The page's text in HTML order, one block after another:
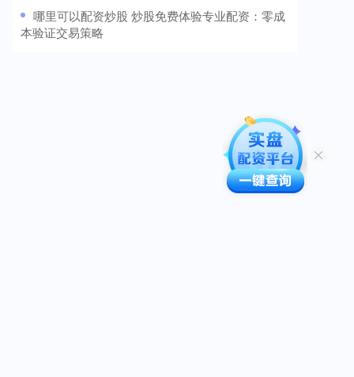
​哪里可以配资炒股 炒股免费体验专业配资：零成
本验证交易策略